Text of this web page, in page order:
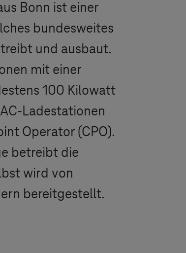
Bonn ist einer
bundesweites
und ausbaut.
mit einer
100 Kilowatt
Ladestationen
Operator (CPO).
betreibt die
wird von
bereitgestellt.